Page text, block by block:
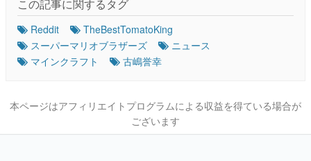
この記事に関するタグ
Reddit
TheBestTomatoKing
スーパーマリオブラザーズ
ニュース
マインクラフト
古嶋誉幸
本ページはアフィリエイトプログラムによる収益を得ている場合が
ございます